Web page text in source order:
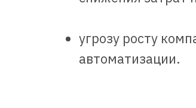
угрозу росту
автоматизации.